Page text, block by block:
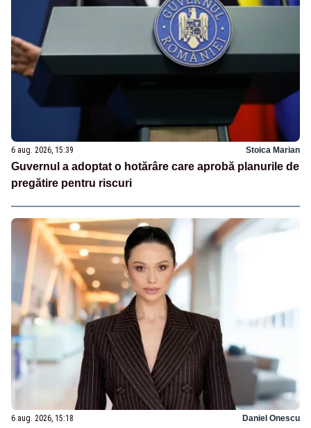
6 aug. 2026, 15:39 Stoica Marian
Guvernul a adoptat o hotărâre care aprobă planurile de
pregătire pentru riscuri
6 aug. 2026, 15:18 Daniel Onescu